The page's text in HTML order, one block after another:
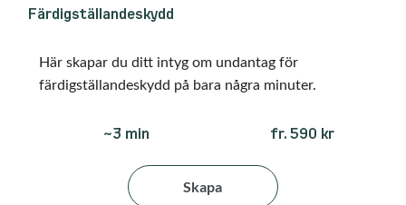
Färdigställandeskydd
Här skapar du ditt intyg om undantag för
färdigställandeskydd på bara några minuter.
~3 min
Skapa
fr. 590 kr